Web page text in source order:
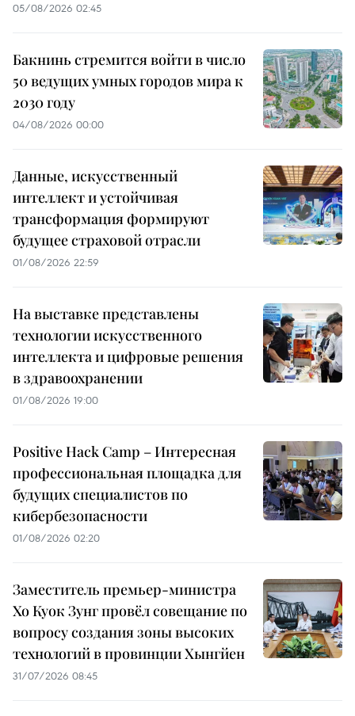
05/08/2026 02:45
Бакнинь стремится войти в число
50 ведущих умных городов мира к
2030 году
04/08/2026 00:00
Данные, искусственный
интеллект и устойчивая
трансформация формируют
будущее страховой отрасли
01/08/2026 22:59
На выставке представлены
технологии искусственного
интеллекта и цифровые решения
в здравоохранении
01/08/2026 19:00
Positive Hack Camp – Интересная
профессиональная площадка для
будущих специалистов по
кибербезопасности
01/08/2026 02:20
Заместитель премьер-министра
Хо Куок Зунг провёл совещание по
вопросу создания зоны высоких
технологий в провинции Хынгйен
31/07/2026 08:45